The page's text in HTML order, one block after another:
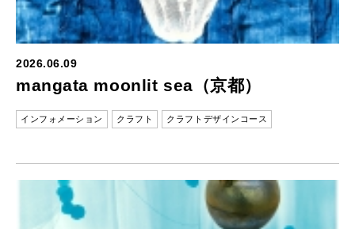
2026.06.09
mangata moonlit sea（京都）
インフォメーション クラフト クラフトデザインコース